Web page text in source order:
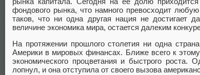
фондового рынка, что намного превосходит
таков, что ни одна другая нация не достигает
величине экономика мира, остается далеким
На протяжении прошлого столетия ни одна
Америки в мировых финансах. Ближе всего к
экономического процветания и быстрого роста.
лопнул, и она отступила от своего вызова